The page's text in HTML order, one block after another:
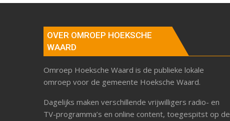
OVER OMROEP HOEKSCHE
WAARD
Omroep Hoeksche Waard is de publieke lokale
omroep voor de gemeente Hoeksche Waard.
Dagelijks maken verschillende vrijwilligers radio- en
TV-programma’s en online content, toegespitst op de